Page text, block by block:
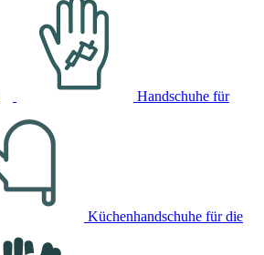
Handschuhe für
Küchenhandschuhe für die